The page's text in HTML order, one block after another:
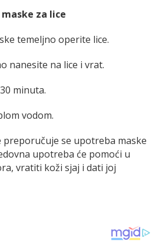
za lice
temeljno operite lice.
nanesite na lice i vrat.
minuta.
vodom.
se upotreba maske
upotreba će pomoći u
vratiti koži sjaj i dati joj